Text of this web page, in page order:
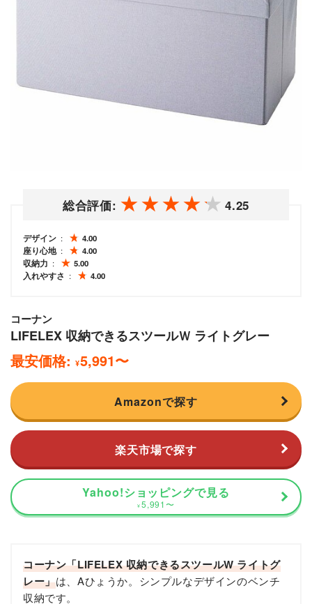
総合評価: 4.25
デザイン
4.00
座り心地
4.00
収納力
5.00
入れやすさ
4.00
コーナン
LIFELEX 収納できるスツールＷ ライトグレー
最安価格: ¥5,991〜
Amazonで探す
楽天市場で探す
Yahoo!ショッピングで見る
¥ 5,991〜
コーナン「LIFELEX 収納できるスツールW ライトグ
レー」は、Aひょうか。シンプルなデザインのベンチ
収納です。